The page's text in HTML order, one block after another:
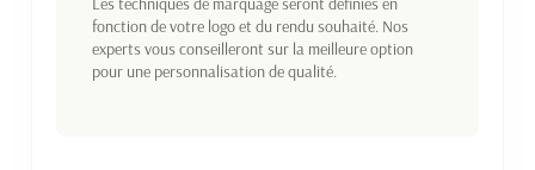
fonction de votre logo et du rendu souhaité. Nos
experts vous conseilleront sur la meilleure option
pour une personnalisation de qualité.